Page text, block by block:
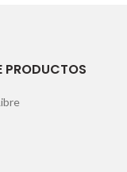
PRODUCTOS